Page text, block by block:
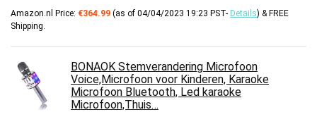
Amazon.nl Price: €364.99 (as of 04/04/2023 19:23 PST- Details) & FREE
Shipping.
BONAOK Stemverandering Microfoon
Voice,Microfoon voor Kinderen, Karaoke
Microfoon Bluetooth, Led karaoke
Microfoon,Thuis…